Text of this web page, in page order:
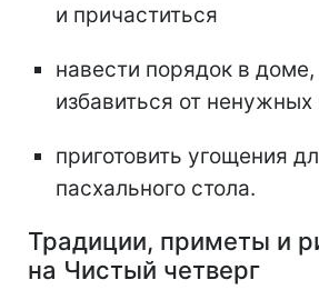
и причаститься
навести порядок в доме,
избавиться от
приготовить угощения
пасхального стола.
Традиции, приметы и
на Чистый четверг